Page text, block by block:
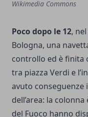
Wikimedia Commons
Poco dopo le 12,
Bologna, una
controllo ed è finita
tra piazza Verdi e
avuto conseguenze
dell’area: la
del Fuoco hanno